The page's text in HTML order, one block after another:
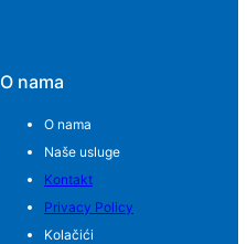
O nama
O nama
Naše usluge
Kontakt
Privacy Policy
Kolačići